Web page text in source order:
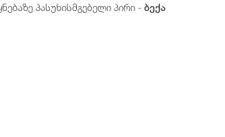
პასუხისმგებელი პირი - ბექა